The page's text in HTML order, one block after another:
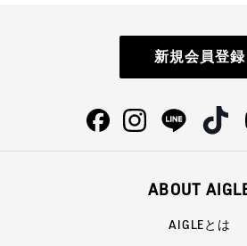
新規会員登録
ABOUT
AIGLEとは